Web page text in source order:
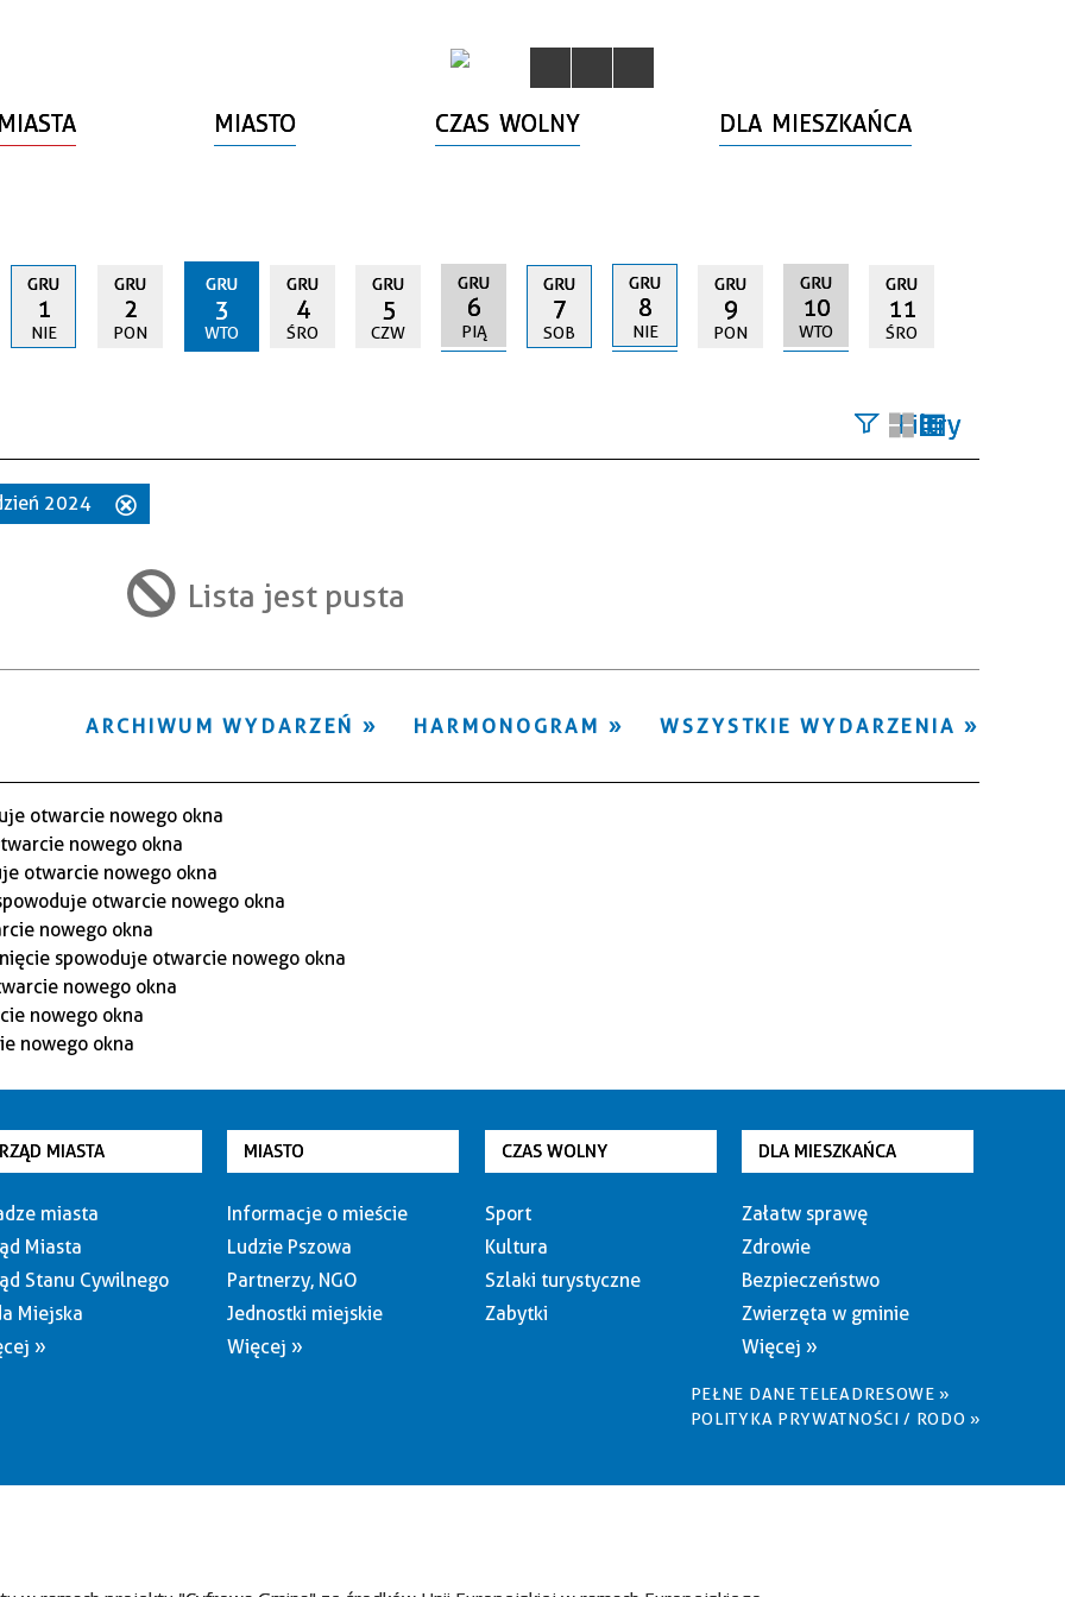
MIASTO CZAS WOLNY DLA MIESZKAŃCA
GRU
1
NIE
GRU
2
PON
GRU
3
WTO
GRU
4
ŚRO
GRU
5
CZW
GRU
6
PIĄ
GRU
7
SOB
GRU
8
NIE
GRU
9
PON
GRU
10
WTO
GRU
11
ŚRO
Filtry
Miejsce
2024
filtr
Lista jest pusta
WSZYSTKIE WYDARZENIA
HARMONOGRAM
ARCHIWUM WYDARZEŃ
MIASTA
miasta
Miasta
Stanu Cywilnego
Miejska
»
MIASTO
Informacje o mieście
Ludzie Pszowa
Partnerzy, NGO
Jednostki miejskie
Więcej »
CZAS WOLNY
Sport
Kultura
Szlaki turystyczne
Zabytki
DLA MIESZKAŃCA
Załatw sprawę
Zdrowie
Bezpieczeństwo
Zwierzęta w gminie
Więcej »
PEŁNE DANE TELEADRESOWE »
POLITYKA PRYWATNOŚCI / RODO »